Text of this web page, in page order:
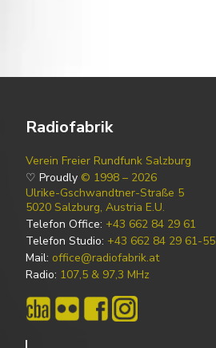
Radiofabrik
Verein Freier Rundfunk Salzburg
♡ Proudly © 1998 – 2026
Ulrike-Gschwandtner-Straße 5
5020 Salzburg, Austria E.U.
Telefon Office: +43 662 84 29 61
Telefon Studio: +43 662 84 29 61-55
Mail: office@radiofabrik.at
Radio: 107,5 & 97,3 MHz